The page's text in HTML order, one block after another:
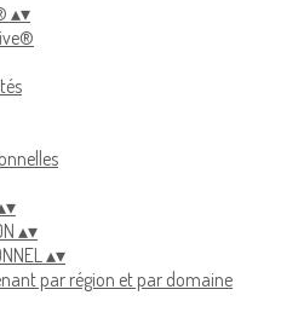
▴▾
▾
▴▾
▴▾
par région et par domaine